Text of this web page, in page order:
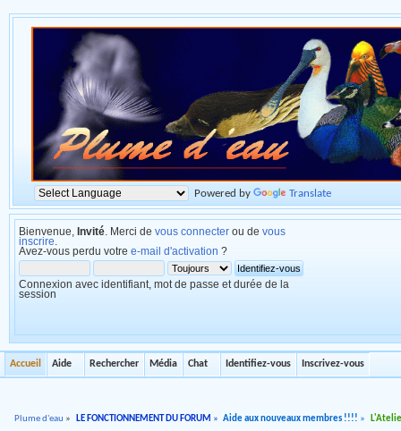
Powered by Translate
Bienvenue, Invité . Merci de vous connecter ou de vous
inscrire
Avez-vous perdu votre e-mail d'activation ?
Connexion avec identifiant, mot de passe et durée de la
session
Accueil Aide Rechercher Média Chat Identifiez-vous Inscrivez-vous
Plume d'eau » LE FONCTIONNEMENT DU FORUM » Aide aux nouveaux membres !!!! »